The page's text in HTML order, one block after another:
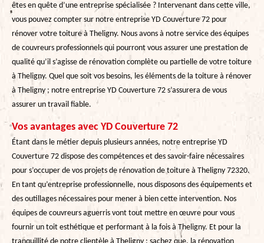
êtes en quête d’une entreprise spécialisée ? Intervenant dans cette ville,
vous pouvez compter sur notre entreprise YD Couverture 72 pour
rénover votre toiture à Theligny. Nous avons à notre service des équipes
de couvreurs professionnels qui pourront vous assurer une prestation de
qualité qu’il s’agisse de rénovation complète ou partielle de votre toiture
à Theligny. Quel que soit vos besoins, les éléments de la toiture à rénover
à Theligny ; notre entreprise YD Couverture 72 s’assurera de vous
assurer un travail fiable.
Vos avantages avec YD Couverture 72
Étant dans le métier depuis plusieurs années, notre entreprise YD
Couverture 72 dispose des compétences et des savoir-faire nécessaires
pour s’occuper de vos projets de rénovation de toiture à Theligny 72320.
En tant qu’entreprise professionnelle, nous disposons des équipements et
des outillages nécessaires pour mener à bien cette intervention. Nos
équipes de couvreurs aguerris vont tout mettre en œuvre pour vous
fournir un toit esthétique et performant à la fois à Theligny. Et pour la